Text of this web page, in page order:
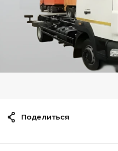
Поделиться